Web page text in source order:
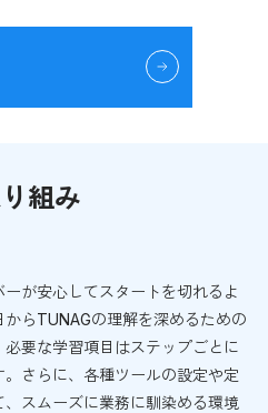
組み
が安心してスタートを切れるよ
らTUNAGの理解を深めるための
要な学習項目はステップごとに
さらに、各種ツールの設定や定
スムーズに業務に馴染める環境